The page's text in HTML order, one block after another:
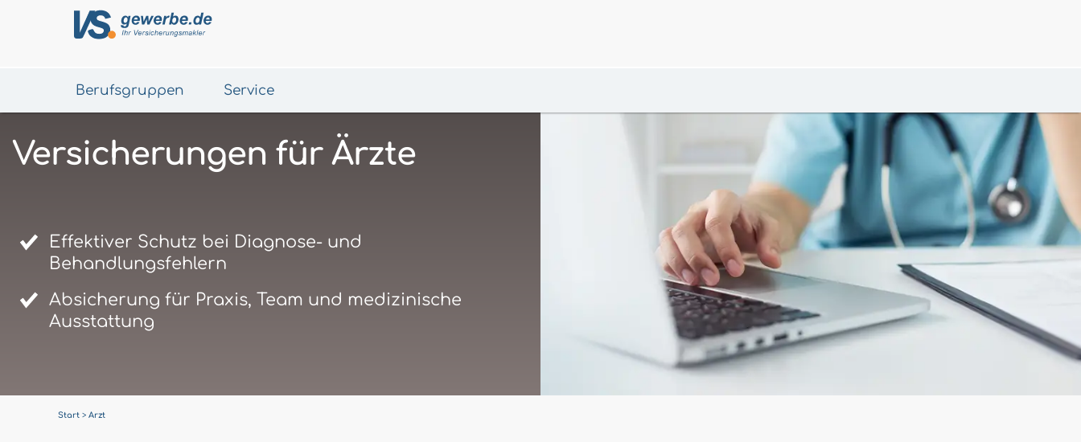
Berufsgruppen Service
Versicherungen für Ärzte
Effektiver Schutz bei Diagnose- und
Behandlungsfehlern
Absicherung für Praxis, Team und medizinische
Ausstattung
Start Arzt